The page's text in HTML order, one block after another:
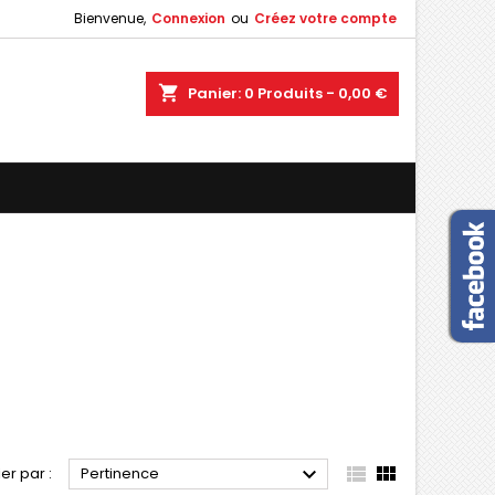
Bienvenue, Connexion ou Créez votre compte
shopping_cart Panier: 0 Produits - 0,00 €
par : Pertinence   